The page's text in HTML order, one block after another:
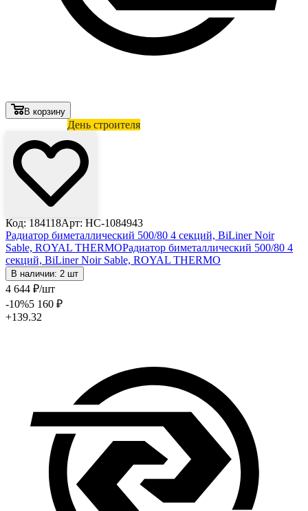
В корзину
День строителя
Код: 184118Арт: HC-1084943
Радиатор биметаллический 500/80 4 секций, BiLiner Noir
Sable, ROYAL THERMOРадиатор биметаллический 500/80 4
секций, BiLiner Noir Sable, ROYAL THERMO
В наличии: 2 шт
4 644 ₽/шт
-10%5 160 ₽
+139.32